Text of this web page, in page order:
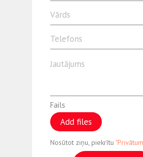
Fails
Add files
Nosūtot ziņu, piekrītu